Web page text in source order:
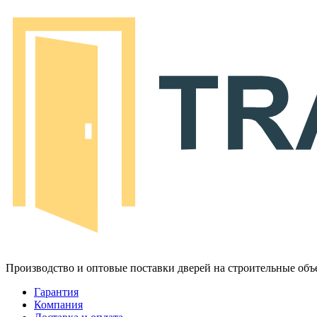
Производство и оптовые поставки дверей на строительные
Гарантия
Компания